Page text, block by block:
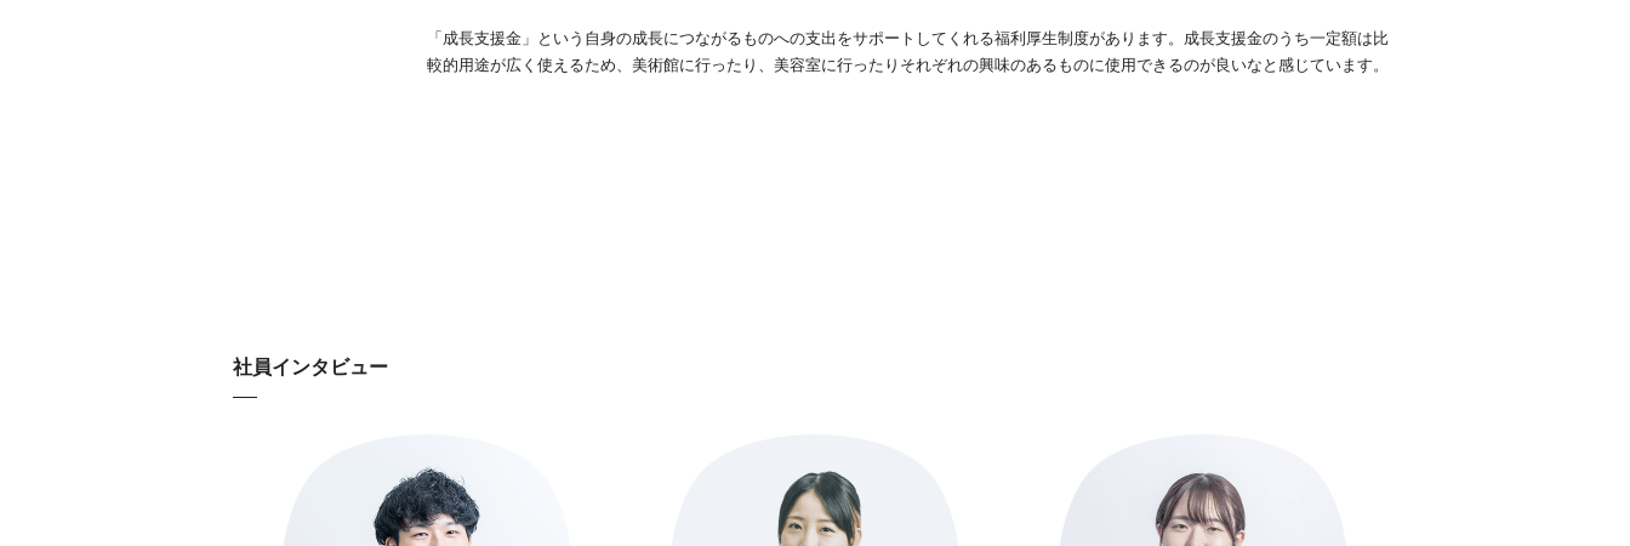
「成長支援金」という自身の成長につながるものへの支出をサポートしてくれる福利厚生制度があります。成長支援金のうち一定額は比
較的用途が広く使えるため、美術館に行ったり、美容室に行ったりそれぞれの興味のあるものに使用できるのが良いなと感じています。
社員インタビュー